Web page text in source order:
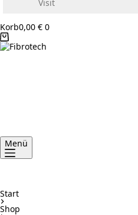
Visit
Korb0,00 € 0
Menü
Start
Shop